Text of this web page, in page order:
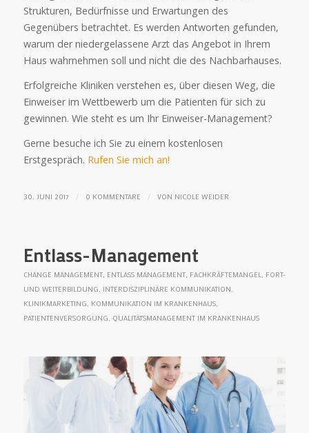
Strukturen, Bedürfnisse und Erwartungen des
Gegenübers betrachtet. Es werden Antworten gefunden,
warum der niedergelassene Arzt das Angebot in Ihrem
Haus wahrnehmen soll und nicht die des Nachbarhauses.
Erfolgreiche Kliniken verstehen es, über diesen Weg, die
Einweiser im Wettbewerb um die Patienten für sich zu
gewinnen. Wie steht es um Ihr Einweiser-Management?
Gerne besuche ich Sie zu einem kostenlosen
Erstgespräch. Rufen Sie mich an!
30. JUNI 2017 / 0 KOMMENTARE / VON NICOLE WEIDER
Entlass-Management
CHANGE MANAGEMENT, ENTLASS MANAGEMENT, FACHKRÄFTEMANGEL
FORT-
UND WEITERBILDUNG INTERDISZIPLINÄRE KOMMUNIKATION
KLINIKMARKETING KOMMUNIKATION IM KRANKENHAUS,
PATIENTENVERSORGUNG QUALITÄTSMANAGEMENT IM KRANKENHAUS